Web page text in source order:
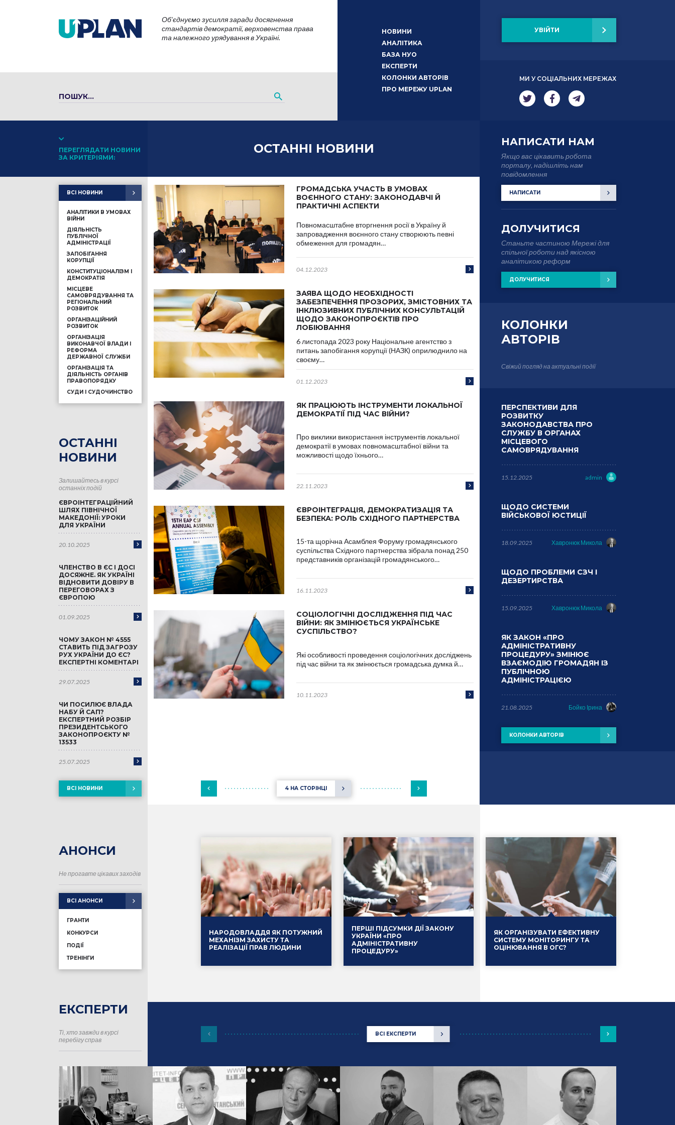
Об’єднуємо зусилля заради досягнення
стандартів демократії, верховенства права
та належного урядування в Україні.
НОВИНИ
АНАЛІТИКА
БАЗА НУО
ЕКСПЕРТИ
КОЛОНКИ АВТОРІВ
ПРО МЕРЕЖУ UPLAN
УВІЙТИ
МИ У СОЦІАЛЬНИХ МЕРЕЖАХ
ПЕРЕГЛЯДАТИ НОВИНИ
ЗА КРИТЕРІЯМИ:
ВСІ НОВИНИ
АНАЛІТИКИ В УМОВАХ
ВІЙНИ
ДІЯЛЬНІСТЬ
ПУБЛІЧНОЇ
АДМІНІСТРАЦІЇ
ЗАПОБІГАННЯ
КОРУПЦІЇ
КОНСТИТУЦІОНАЛІЗМ І
ДЕМОКРАТІЯ
МІСЦЕВЕ
САМОВРЯДУВАННЯ ТА
РЕГІОНАЛЬНИЙ
РОЗВИТОК
ОРГАНІЗАЦІЙНИЙ
РОЗВИТОК
ОРГАНІЗАЦІЯ
ВИКОНАВЧОЇ ВЛАДИ І
РЕФОРМА
ДЕРЖАВНОЇ СЛУЖБИ
ОРГАНІЗАЦІЯ ТА
ДІЯЛЬНІСТЬ ОРГАНІВ
ПРАВОПОРЯДКУ
СУДИ І СУДОЧИНСТВО
ОСТАННІ
НОВИНИ
Залишайтесь в курсі
останніх подій
ЄВРОІНТЕГРАЦІЙНИЙ
ШЛЯХ ПІВНІЧНОЇ
МАКЕДОНІЇ: УРОКИ
ДЛЯ УКРАЇНИ
20.10.2025
ЧЛЕНСТВО В ЄС І ДОСІ
ДОСЯЖНЕ. ЯК УКРАЇНІ
ВІДНОВИТИ ДОВІРУ В
ПЕРЕГОВОРАХ З
ЄВРОПОЮ
01.09.2025
ЧОМУ ЗАКОН № 4555
СТАВИТЬ ПІД ЗАГРОЗУ
РУХ УКРАЇНИ ДО ЄС?
ЕКСПЕРТНІ КОМЕНТАРІ
29.07.2025
ЧИ ПОСИЛЮЄ ВЛАДА
НАБУ Й САП?
ЕКСПЕРТНИЙ РОЗБІР
ПРЕЗИДЕНТСЬКОГО
ЗАКОНОПРОЄКТУ №
13533
25.07.2025
ВСІ НОВИНИ
ОСТАННІ НОВИНИ
ГРОМАДСЬКА УЧАСТЬ В УМОВАХ
ВОЄННОГО СТАНУ: ЗАКОНОДАВЧІ Й
ПРАКТИЧНІ АСПЕКТИ
Повномасштабне вторгнення росії в Україну й
запровадження воєнного стану створюють певні
обмеження для громадян…
04.12.2023
ЗАЯВА ЩОДО НЕОБХІДНОСТІ
ЗАБЕЗПЕЧЕННЯ ПРОЗОРИХ, ЗМІСТОВНИХ ТА
ІНКЛЮЗИВНИХ ПУБЛІЧНИХ КОНСУЛЬТАЦІЙ
ЩОДО ЗАКОНОПРОЄКТІВ ПРО
ЛОБІЮВАННЯ
6 листопада 2023 року Національне агентство з
питань запобігання корупції (НАЗК) оприлюднило на
своєму…
01.12.2023
ЯК ПРАЦЮЮТЬ ІНСТРУМЕНТИ ЛОКАЛЬНОЇ
ДЕМОКРАТІЇ ПІД ЧАС ВІЙНИ?
Про виклики використання інструментів локальної
демократії в умовах повномасштабної війни та
можливості щодо їхнього…
22.11.2023
ЄВРОІНТЕГРАЦІЯ, ДЕМОКРАТИЗАЦІЯ ТА
БЕЗПЕКА: РОЛЬ СХІДНОГО ПАРТНЕРСТВА
15-та щорічна Асамблея Форуму громадянського
суспільства Східного партнерства зібрала понад 250
представників організацій громадянського…
16.11.2023
СОЦІОЛОГІЧНІ ДОСЛІДЖЕННЯ ПІД ЧАС
ВІЙНИ: ЯК ЗМІНЮЄТЬСЯ УКРАЇНСЬКЕ
СУСПІЛЬСТВО?
Які особливості проведення соціологічних досліджень
під час війни та як змінюється громадська думка й…
10.11.2023
4 НА СТОРІНЦІ
НАПИСАТИ НАМ
Якщо вас цікавить робота
порталу, надішліть нам
повідомлення
НАПИСАТИ
ДОЛУЧИТИСЯ
Станьте частиною Мережі для
спільної роботи над якісною
аналітикою реформ
ДОЛУЧИТИСЯ
КОЛОНКИ
АВТОРІВ
Свіжий погляд на актуальні події
ПЕРСПЕКТИВИ ДЛЯ
РОЗВИТКУ
ЗАКОНОДАВСТВА ПРО
СЛУЖБУ В ОРГАНАХ
МІСЦЕВОГО
САМОВРЯДУВАННЯ
15.12.2025 admin
ЩОДО СИСТЕМИ
ВІЙСЬКОВОЇ ЮСТИЦІЇ
18.09.2025 Хавронюк Микола
ЩОДО ПРОБЛЕМИ СЗЧ І
ДЕЗЕРТИРСТВА
15.09.2025 Хавронюк Микола
ЯК ЗАКОН «ПРО
АДМІНІСТРАТИВНУ
ПРОЦЕДУРУ» ЗМІНЮЄ
ВЗАЄМОДІЮ ГРОМАДЯН ІЗ
ПУБЛІЧНОЮ
АДМІНІСТРАЦІЄЮ
21.08.2025 Бойко Ірина
КОЛОНКИ АВТОРІВ
АНОНСИ
Не прогавте цікавих заходів
ВСІ АНОНСИ
ГРАНТИ
КОНКУРСИ
ПОДІЇ
ТРЕНІНГИ
НАРОДОВЛАДДЯ ЯК ПОТУЖНИЙ
МЕХАНІЗМ ЗАХИСТУ ТА
РЕАЛІЗАЦІЇ ПРАВ ЛЮДИНИ
16.01.2025 Події
ПЕРШІ ПІДСУМКИ ДІЇ ЗАКОНУ
УКРАЇНИ «ПРО
АДМІНІСТРАТИВНУ
ПРОЦЕДУРУ»
14.01.2025 Події
ЯК ОРГАНІЗУВАТИ ЕФЕКТИВНУ
СИСТЕМУ МОНІТОРИНГУ ТА
ОЦІНЮВАННЯ В ОГС?
13.01.2025 Події
ЕКСПЕРТИ
Ті, хто завжди в курсі
перебігу справ
ВСІ ЕКСПЕРТИ